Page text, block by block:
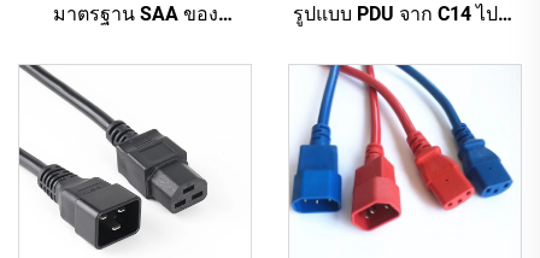
มาตรฐาน SAA ของ
ตามสั่ง สำหรับอุปกรณ์
อุตสาหกรรมและเครื่องใช้
ในบ้าน ทำจากยางทนทาน
รูปแบบ PDU จาก C14 ไปยัง
สายต่อไฟฟ้าคอมพิวเตอร์สี
ดำ 10A IEC-320-C14 ถึง
IEC-320-C13